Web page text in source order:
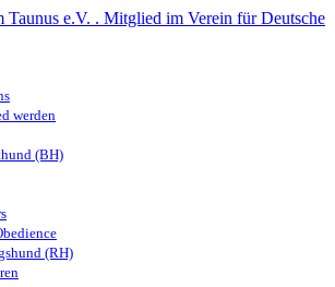
werden
(BH)
(RH)